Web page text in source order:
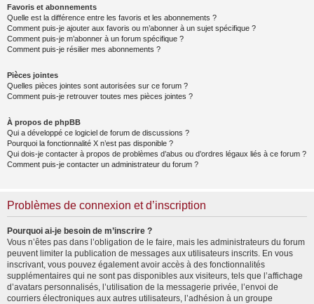
Favoris et abonnements
Quelle est la différence entre les favoris et les abonnements ?
Comment puis-je ajouter aux favoris ou m’abonner à un sujet spécifique ?
Comment puis-je m’abonner à un forum spécifique ?
Comment puis-je résilier mes abonnements ?
Pièces jointes
Quelles pièces jointes sont autorisées sur ce forum ?
Comment puis-je retrouver toutes mes pièces jointes ?
À propos de phpBB
Qui a développé ce logiciel de forum de discussions ?
Pourquoi la fonctionnalité X n’est pas disponible ?
Qui dois-je contacter à propos de problèmes d’abus ou d’ordres légaux liés à ce forum ?
Comment puis-je contacter un administrateur du forum ?
Problèmes de connexion et d’inscription
Pourquoi ai-je besoin de m’inscrire ?
Vous n’êtes pas dans l’obligation de le faire, mais les administrateurs du forum
peuvent limiter la publication de messages aux utilisateurs inscrits. En vous
inscrivant, vous pouvez également avoir accès à des fonctionnalités
supplémentaires qui ne sont pas disponibles aux visiteurs, tels que l’affichage
d’avatars personnalisés, l’utilisation de la messagerie privée, l’envoi de
courriers électroniques aux autres utilisateurs, l’adhésion à un groupe